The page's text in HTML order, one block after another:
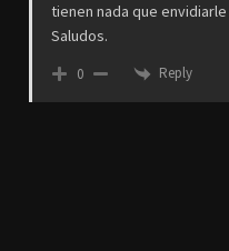
tienen nada que
Saludos.
0 Reply